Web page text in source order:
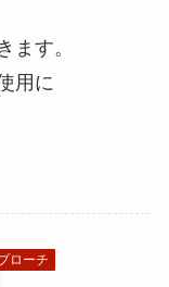
ます。
用に
ローチ